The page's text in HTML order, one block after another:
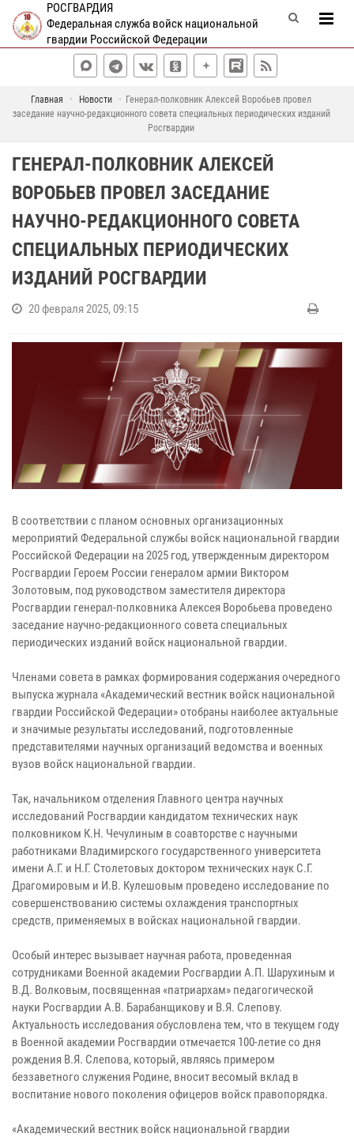
РОСГВАРДИЯ
Федеральная служба войск национальной
гвардии Российской Федерации
Главная Новости
Генерал-полковник Алексей Воробьев провел
заседание научно-редакционного совета специальных периодических изданий
Росгвардии
ГЕНЕРАЛ-ПОЛКОВНИК АЛЕКСЕЙ
ВОРОБЬЕВ ПРОВЕЛ ЗАСЕДАНИЕ
НАУЧНО-РЕДАКЦИОННОГО СОВЕТА
СПЕЦИАЛЬНЫХ ПЕРИОДИЧЕСКИХ
ИЗДАНИЙ РОСГВАРДИИ
20 февраля 2025, 09:15
В соответствии с планом основных организационных
мероприятий Федеральной службы войск национальной гвардии
Российской Федерации на 2025 год, утвержденным директором
Росгвардии Героем России генералом армии Виктором
Золотовым, под руководством заместителя директора
Росгвардии генерал-полковника Алексея Воробьева проведено
заседание научно-редакционного совета специальных
периодических изданий войск национальной гвардии.
Членами совета в рамках формирования содержания очередного
выпуска журнала «Академический вестник войск национальной
гвардии Российской Федерации» отобраны наиболее актуальные
и значимые результаты исследований, подготовленные
представителями научных организаций ведомства и военных
вузов войск национальной гвардии.
Так, начальником отделения Главного центра научных
исследований Росгвардии кандидатом технических наук
полковником К.Н. Чечулиным в соавторстве с научными
работниками Владимирского государственного университета
имени А.Г. и Н.Г. Столетовых доктором технических наук С.Г.
Драгомировым и И.В. Кулешовым проведено исследование по
совершенствованию системы охлаждения транспортных
средств, применяемых в войсках национальной гвардии.
Особый интерес вызывает научная работа, проведенная
сотрудниками Военной академии Росгвардии А.П. Шарухиным и
В.Д. Волковым, посвященная «патриархам» педагогической
науки Росгвардии А.В. Барабанщикову и В.Я. Слепову.
Актуальность исследования обусловлена тем, что в текущем году
в Военной академии Росгвардии отмечается 100-летие со дня
рождения В.Я. Слепова, который, являясь примером
беззаветного служения Родине, вносит весомый вклад в
воспитание нового поколения офицеров войск правопорядка.
«Академический вестник войск национальной гвардии